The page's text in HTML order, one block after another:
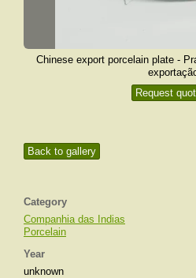
Back to gallery
Category
Companhia das Indias
Porcelain
Year
unknown
Chinese export porcelain plate -
exportação
Request